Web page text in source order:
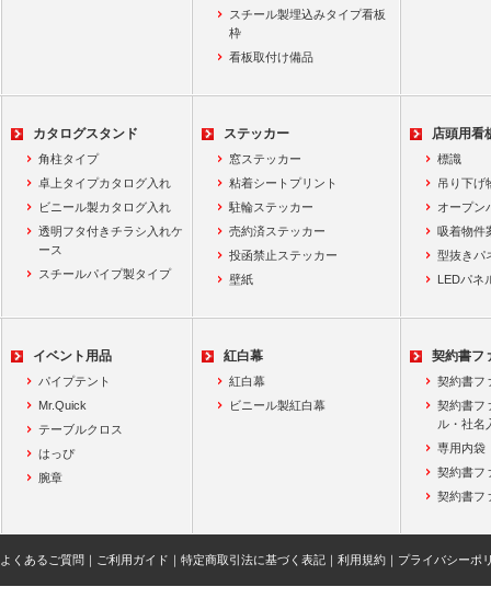
スチール製埋込みタイプ看板
枠
看板取付け備品
カタログスタンド
角柱タイプ
卓上タイプカタログ入れ
ビニール製カタログ入れ
透明フタ付きチラシ入れケ
ース
スチールパイプ製タイプ
ステッカー
窓ステッカー
粘着シートプリント
駐輪ステッカー
売約済ステッカー
投函禁止ステッカー
壁紙
店頭用看
標識
吊り下げ
オープン
吸着物件
型抜きパ
LEDパネ
イベント用品
パイプテント
Mr.Quick
テーブルクロス
はっぴ
腕章
紅白幕
紅白幕
ビニール製紅白幕
契約書フ
契約書フ
契約書フ
ル・社名
専用内袋
契約書フ
契約書フ
よくあるご質問 ご利用ガイド 特定商取引法に基づく表記 利用規約 プライバシーポ